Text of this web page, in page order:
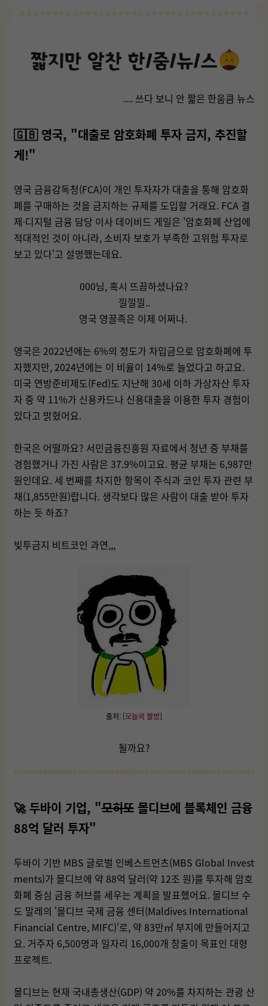
.... 쓰다 보니 안 짧은 한움큼 뉴스
🇬🇧 영국, "대출로 암호화폐 투자 금지, 추진할
게!"
영국 금융감독청(FCA)이 개인 투자자가 대출을 통해 암호화
폐를 구매하는 것을 금지하는 규제를 도입할 거래요. FCA 결
제·디지털 금융 담당 이사 데이비드 게일은 '암호화폐 산업에
적대적인 것이 아니라, 소비자 보호가 부족한 고위험 투자로
보고 있다'고 설명했는데요.
000님, 혹시 뜨끔하셨나요?
낄낄낄..
영국 영끌족은 이제 어쩌나.
영국은 2022년에는 6%의 정도가 차입금으로 암호화폐에 투
자했지만, 2024년에는 이 비율이 14%로 늘었다고 하고요.
미국 연방준비제도(Fed)도 지난해 30세 이하 가상자산 투자
자 중 약 11%가 신용카드나 신용대출을 이용한 투자 경험이
있다고 밝혔어요.
한국은 어떨까요? 서민금융진흥원 자료에서 청년 중 부채를
경험했거나 가진 사람은 37.9%이고요. 평균 부채는 6,987만
원인데요. 세 번째를 차지한 항목이 주식과 코인 투자 관련 부
채(1,855만원)랍니다. 생각보다 많은 사람이 대출 받아 투자
하는 듯 하죠?
빚투금지 비트코인 과연,,,
출처: [오늘의 짤방]
될까요?
🚀 두바이 기업, "모히또몰디브에 블록체인 금융
88억 달러 투자"
두바이 기반 MBS 글로벌 인베스트먼츠(MBS Global Invest
ments)가 몰디브에 약 88억 달러(약 12조 원)를 투자해 암호
화폐 중심 금융 허브를 세우는 계획을 발표했어요. 몰디브 수
도 말레의 '몰디브 국제 금융 센터(Maldives International
Financial Centre, MIFC)'로, 약 83만㎡ 부지에 만들어지고
요. 거주자 6,500명과 일자리 16,000개 창출이 목표인 대형
프로젝트.
몰디브는 현재 국내총생산(GDP) 약 20%를 차지하는 관광 산